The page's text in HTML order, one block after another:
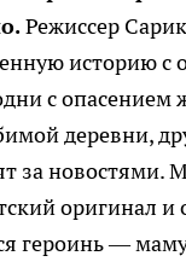
Режиссер
историю с
с опасением
деревни,
за новостями.
оригинал и
героинь —